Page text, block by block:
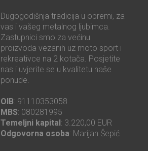
Dugogodišnja tradicija u opremi, za
vas i vašeg metalnog ljubimca.
Zastupnici smo za većinu
proizvoda vezanih uz moto sport i
rekreativce na 2 kotača. Posjetite
nas i uvjerite se u kvalitetu naše
ponude.
OIB: 91110353058
MBS: 080281995
Temeljni kapital : 3.220,00 EUR
Odgovorna osoba: Marijan Šepić